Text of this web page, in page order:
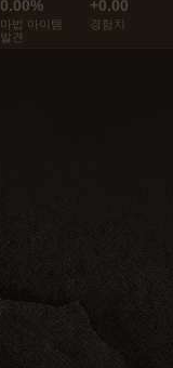
0.00%
마법 아이템
발견
+0.00
경험치